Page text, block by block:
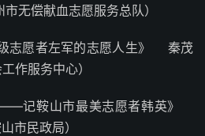
无偿献血志愿服务总队）
级志愿者左军的志愿人生》 秦茂
作服务中心）
——记鞍山市最美志愿者韩英》
市民政局）